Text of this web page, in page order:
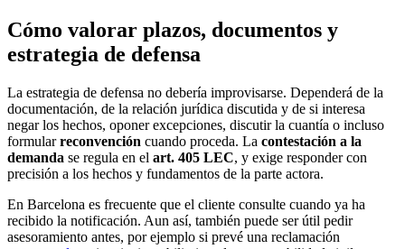
Cómo valorar plazos, documentos y
estrategia de defensa
La estrategia de defensa no debería improvisarse. Dependerá de la
documentación, de la relación jurídica discutida y de si interesa
negar los hechos, oponer excepciones, discutir la cuantía o incluso
formularreconvención cuando proceda. La contestación a la
demanda se regula en el art. 405 LEC, y exige responder con
precisión a los hechos y fundamentos de la parte actora.
En Barcelona es frecuente que el cliente consulte cuando ya ha
recibido la notificación. Aun así, también puede ser útil pedir
asesoramiento antes, por ejemplo si prevé una reclamación